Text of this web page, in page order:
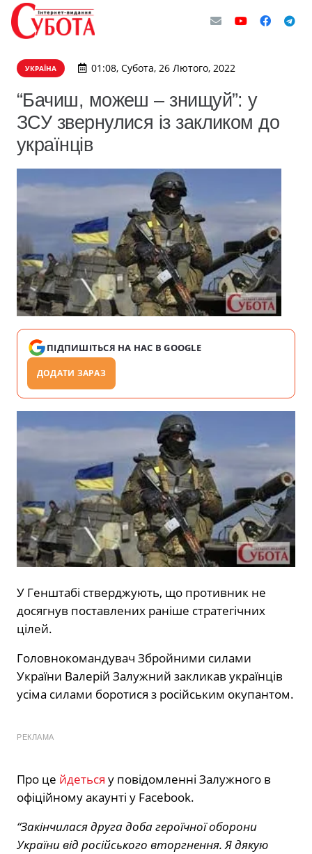
УКРАЇНА 01:08, Субота, 26 Лютого, 2022
“Бачиш, можеш – знищуй”: у
ЗСУ звернулися із закликом до
українців
ПІДПИШІТЬСЯ НА НАС В GOOGLE
ДОДАТИ ЗАРАЗ
У Генштабі стверджують, що противник не
досягнув поставлених раніше стратегічних
цілей.
Головнокомандувач Збройними силами
України Валерій Залужний закликав українців
усіма силами боротися з російським окупантом.
РЕКЛАМА
Про це йдеться у повідомленні Залужного в
офіційному акаунті у Facebook.
“Закінчилася друга доба героїчної оборони
України від російського вторгнення. Я дякую